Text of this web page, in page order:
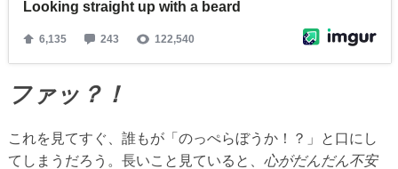
ファッ？！
これを見てすぐ、誰もが「のっぺらぼうか！？」と口にし
てしまうだろう。長いこと見ていると、 心がだんだん不安